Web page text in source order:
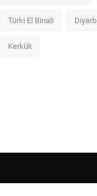
Türki El Binali
Kerkük